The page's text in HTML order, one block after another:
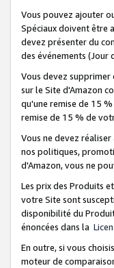
Vous pouvez ajouter
Spéciaux doivent être
devez présenter du
des événements (Jour
Vous devez
sur le Site d'Amazon
qu'une remise de 15
remise de 15 % de
Vous ne devez
nos politiques,
d'Amazon, vous ne
Les prix des Produits
votre Site sont
disponibilité du
énoncées dans la
En outre, si vous
moteur de